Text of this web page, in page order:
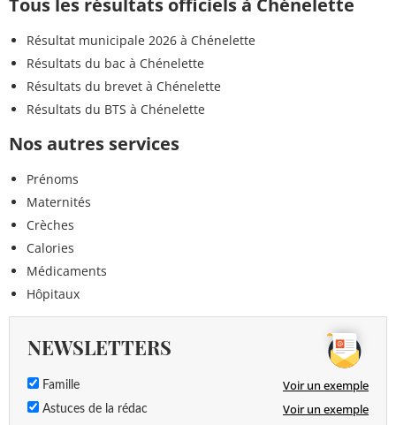
Tous les résultats officiels à Chénelette
Résultat municipale 2026 à Chénelette
Résultats du bac à Chénelette
Résultats du brevet à Chénelette
Résultats du BTS à Chénelette
Nos autres services
Prénoms
Maternités
Crèches
Calories
Médicaments
Hôpitaux
NEWSLETTERS
Famille Voir un exemple
Astuces de la rédac Voir un exemple